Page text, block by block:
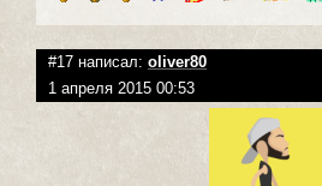
#17 написал: oliver80
1 апреля 2015 00:53